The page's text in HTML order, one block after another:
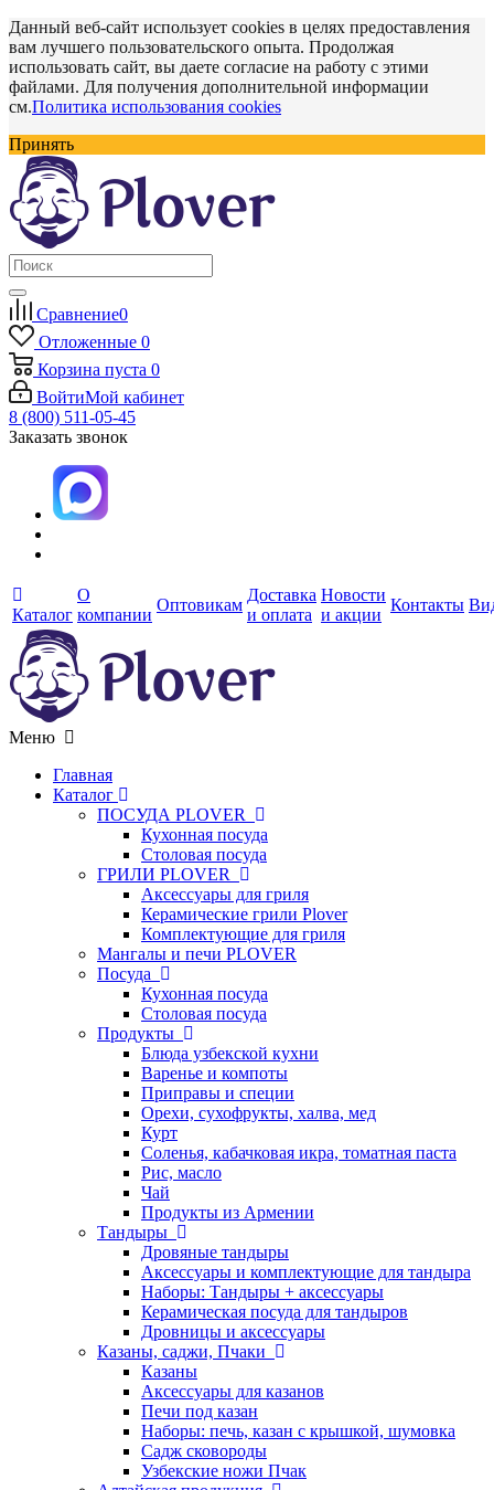
Данный веб-сайт использует cookies в целях предоставления
вам лучшего пользовательского опыта. Продолжая
использовать сайт, вы даете согласие на работу с этими
файлами. Для получения дополнительной информации
см.Политика использования cookies
Принять
Сравнение0
Отложенные 0
Корзина пуста 0
ВойтиМой кабинет
8 (800) 511-05-45
Заказать звонок
Каталог
О
компании
Оптовикам
Доставка
и оплата
Новости
и акции
Контакты
Меню
Главная
Каталог
ПОСУДА PLOVER
Кухонная посуда
Столовая посуда
ГРИЛИ PLOVER
Аксессуары для гриля
Керамические грили Plover
Комплектующие для гриля
Мангалы и печи PLOVER
Посуда
Кухонная посуда
Столовая посуда
Продукты
Блюда узбекской кухни
Варенье и компоты
Приправы и специи
Орехи, сухофрукты, халва, мед
Курт
Соленья, кабачковая икра, томатная паста
Рис, масло
Чай
Продукты из Армении
Тандыры
Дровяные тандыры
Аксессуары и комплектующие для тандыра
Наборы: Тандыры + аксессуары
Керамическая посуда для тандыров
Дровницы и аксессуары
Казаны, саджи, Пчаки
Казаны
Аксессуары для казанов
Печи под казан
Наборы: печь, казан с крышкой, шумовка
Садж сковороды
Узбекские ножи Пчак